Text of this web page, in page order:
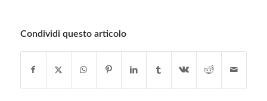
Condividi questo articolo